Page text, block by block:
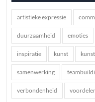
artistieke expressie
duurzaamheid emoties
inspiratie kunst
samenwerking
verbondenheid